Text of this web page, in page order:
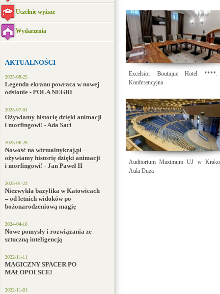
Uczelnie wyższe
Wydarzenia
AKTUALNOŚCI
2025-08-25
Legenda ekranu powraca w nowej
odsłonie - POLA NEGRI
2025-07-04
Ożywiamy historię dzięki animacji
i morfingowi! - Ada Sari
2025-06-28
Nowość na wirtualnykraj.pl –
ożywiamy historię dzięki animacji
i morfingowi! - Jan Paweł II
2025-01-23
Niezwykła bazylika w Katowicach
– od letnich widoków po
bożonarodzeniową magię
2024-04-18
Nowe pomysły i rozwiązania ze
sztuczną inteligencją
2022-11-11
MAGICZNY SPACER PO
MAŁOPOLSCE!
2022-11-01
Excelsior Boutique Hotel ****.
Konferencyjna
Auditorium Maximum UJ w
Aula Duża